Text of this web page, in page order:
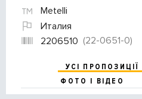
Metelli
Италия
2206510 (22-0651-0)
УСІ ПРОПОЗИЦІЇ
ФОТО І ВІДЕО